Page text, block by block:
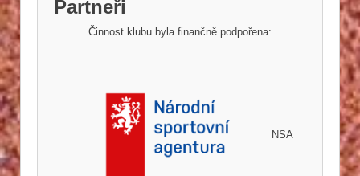
Partneři
Činnost klubu byla finančně podpořena:
NSA